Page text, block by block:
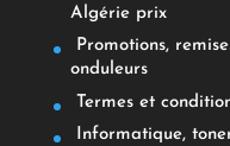
Algérie prix
Promotions,
onduleurs
Termes et
Informatique,